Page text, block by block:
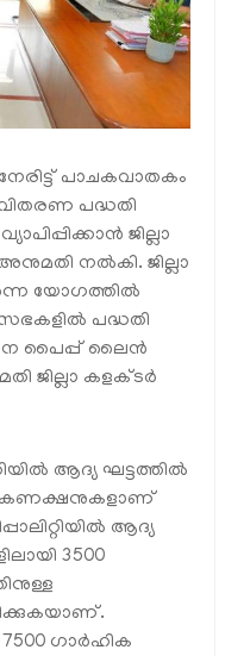
പാചകവാതകം
പദ്ധതി
ജില്ലാ
നല്‍കി. ജില്ലാ
യോഗത്തില്‍
പദ്ധതി
പൈപ്പ് ലൈന്‍
ജില്ലാ കളക്ടര്‍
ആദ്യ ഘട്ടത്തില്‍
കണക്ഷനുകളാണ്
ആദ്യ
3500
ഗാര്‍ഹിക